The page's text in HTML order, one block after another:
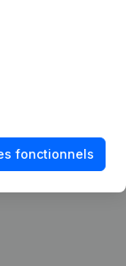
(NL)
fonctionnels